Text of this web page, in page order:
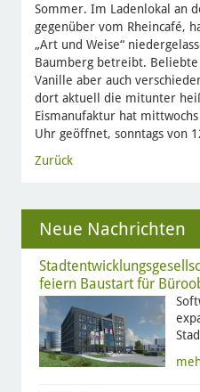
Sommer. Im Ladenlokal an
gegenüber vom Rheincafé,
„Art und Weise“
Baumberg betreibt. Beliebte
Vanille aber auch
dort aktuell die mitunter
Eismanufaktur hat
Uhr geöffnet, sonntags von
Zurück
Neue Nachrichten
feiern Baustart für